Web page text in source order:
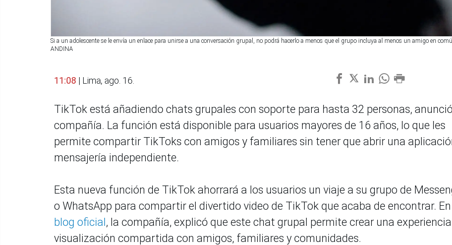
Si a un adolescente se le envía un enlace para unirse a una conversación grupal, no podrá hacerlo a menos que el grupo incluya al menos un amigo en
ANDINA
11:08 | Lima, ago. 16.
TikTok está añadiendo chats grupales con soporte para hasta 32 personas,
compañía. La función está disponible para usuarios mayores de 16 años, lo que les
permite compartir TikToks con amigos y familiares sin tener que abrir una
mensajería independiente.
Esta nueva función de TikTok ahorrará a los usuarios un viaje a su grupo de
o WhatsApp para compartir el divertido video de TikTok que acaba de encontrar. En
blog oficial, la compañía, explicó que este chat grupal permite crear una
visualización compartida con amigos, familiares y comunidades.